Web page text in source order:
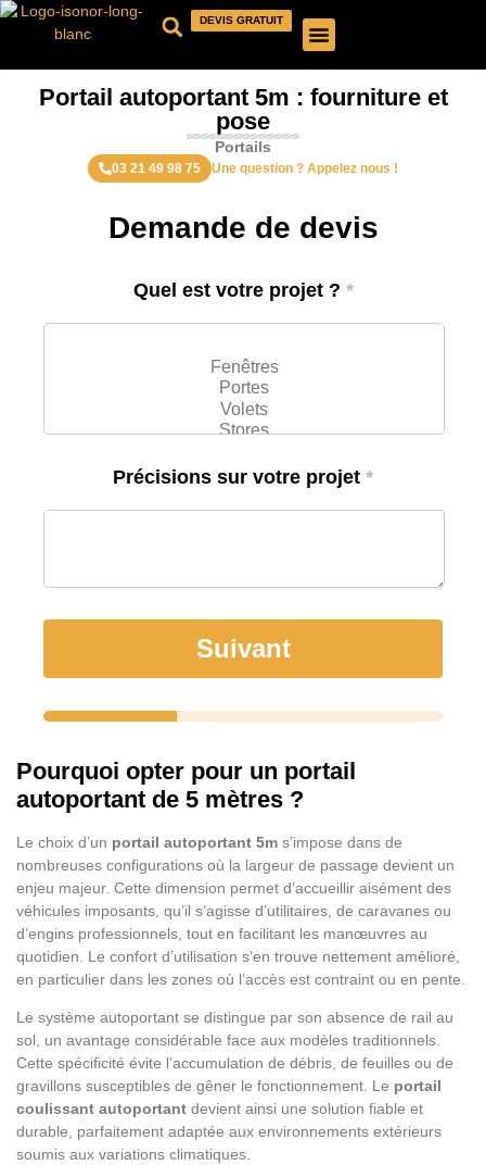
DEVIS GRATUIT
Portail autoportant 5m : fourniture et
pose
Portails
03 21 49 98 75 Une question ? Appelez nous !
Demande de devis
Quel est votre projet ? *
Précisions sur votre projet *
Suivant
Pourquoi opter pour un portail
autoportant de 5 mètres ?
Le choix d’un portail autoportant 5m s’impose dans de
nombreuses configurations où la largeur de passage devient un
enjeu majeur. Cette dimension permet d’accueillir aisément des
véhicules imposants, qu’il s’agisse d’utilitaires, de caravanes ou
d’engins professionnels, tout en facilitant les manœuvres au
quotidien. Le confort d’utilisation s’en trouve nettement amélioré,
en particulier dans les zones où l’accès est contraint ou en pente.
Le système autoportant se distingue par son absence de rail au
sol, un avantage considérable face aux modèles traditionnels.
Cette spécificité évite l’accumulation de débris, de feuilles ou de
gravillons susceptibles de gêner le fonctionnement. Le portail
coulissant autoportant devient ainsi une solution fiable et
durable, parfaitement adaptée aux environnements extérieurs
soumis aux variations climatiques.